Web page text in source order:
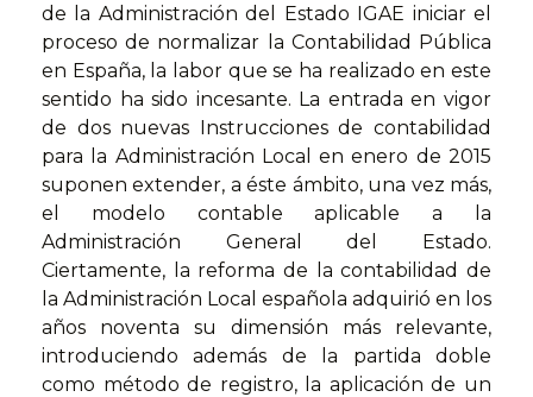
de la Administración del Estado IGAE iniciar el
proceso de normalizar la Contabilidad Pública
en España, la labor que se ha realizado en este
sentido ha sido incesante. La entrada en vigor
de dos nuevas Instrucciones de contabilidad
para la Administración Local en enero de 2015
suponen extender, a éste ámbito, una vez más,
el modelo contable aplicable a la
Administración General del Estado.
Ciertamente, la reforma de la contabilidad de
la Administración Local española adquirió en los
años noventa su dimensión más relevante,
introduciendo además de la partida doble
como método de registro, la aplicación de un